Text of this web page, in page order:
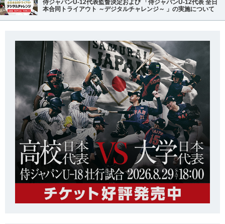
侍ジャパンU-12代表監督決定および 「侍ジャパンU-12代表 全日
本合同トライアウト ～デジタルチャレンジ～ 」の実施について